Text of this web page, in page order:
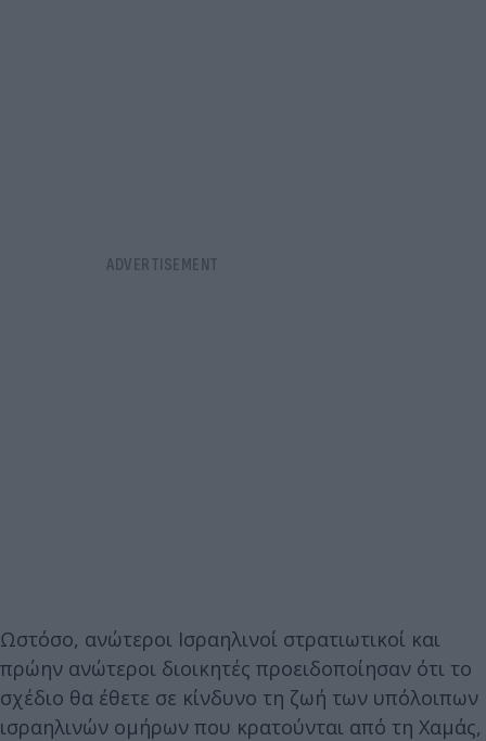
Ωστόσο, ανώτεροι Ισραηλινοί στρατιωτικοί και
πρώην ανώτεροι διοικητές προειδοποίησαν ότι το
σχέδιο θα έθετε σε κίνδυνο τη ζωή των υπόλοιπων
ισραηλινών ομήρων που κρατούνται από τη Χαμάς,